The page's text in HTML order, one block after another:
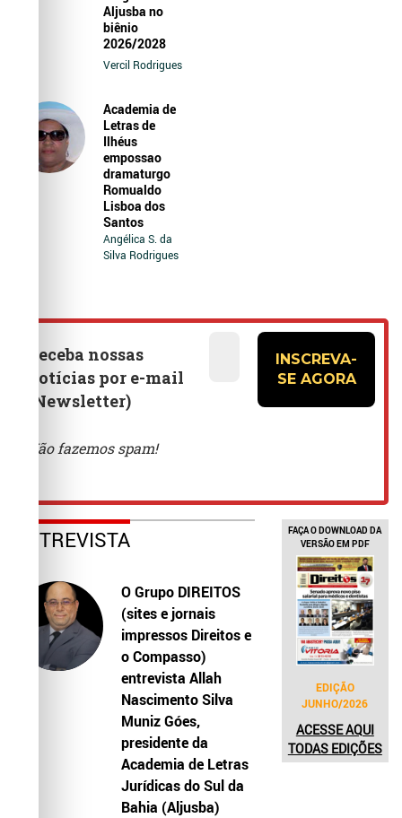
Aljusba no
biênio
2026/2028
Vercil Rodrigues
Academia de
Letras de
Ilhéus
empossao
dramaturgo
Romualdo
Lisboa dos
Santos
Angélica S. da
Silva Rodrigues
ENTREVISTA
O Grupo DIREITOS
(sites e jornais
impressos Direitos e
o Compasso)
entrevista Allah
Nascimento Silva
Muniz Góes,
presidente da
Academia de Letras
Jurídicas do Sul da
Bahia (Aljusba)
FAÇA O DOWNLOAD DA
VERSÃO EM PDF
EDIÇÃO
JUNHO/2026
ACESSE AQUI
TODAS EDIÇÕES